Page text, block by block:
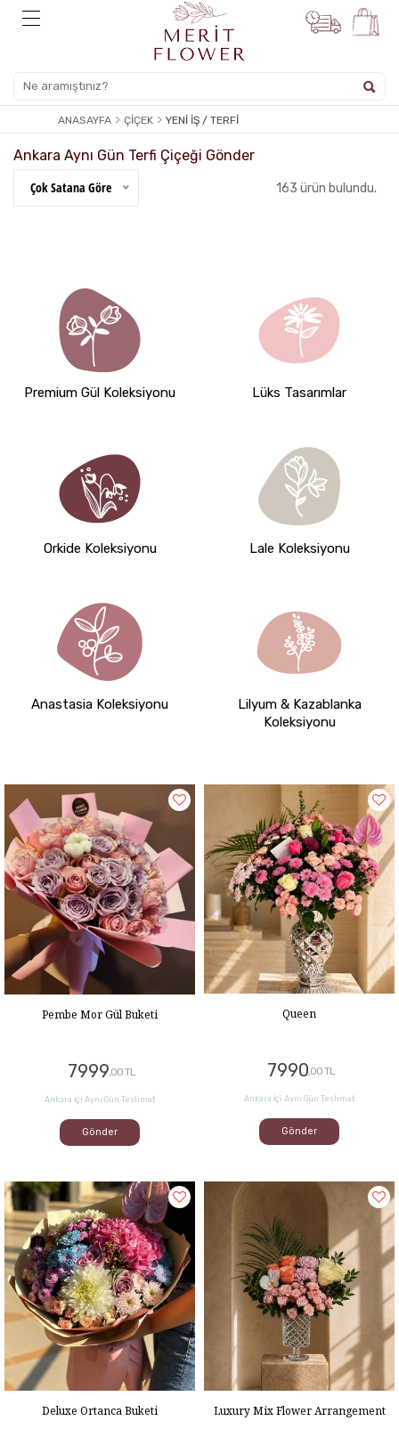
ANASAYFA ÇIÇEK YENI İŞ / TERFI
Ankara Aynı Gün Terfi Çiçeği Gönder
Çok Satana Göre
163 ürün bulundu.
Premium Gül Koleksiyonu Lüks Tasarımlar
Orkide Koleksiyonu Lale Koleksiyonu
Anastasia Koleksiyonu
Lilyum & Kazablanka
Koleksiyonu
Pembe Mor Gül Buketi
7999,00 TL
Ankara İçi Aynı Gün Teslimat
Gönder
Queen
7990,00 TL
Ankara İçi Aynı Gün Teslimat
Gönder
Deluxe Ortanca Buketi Luxury Mix Flower Arrangement